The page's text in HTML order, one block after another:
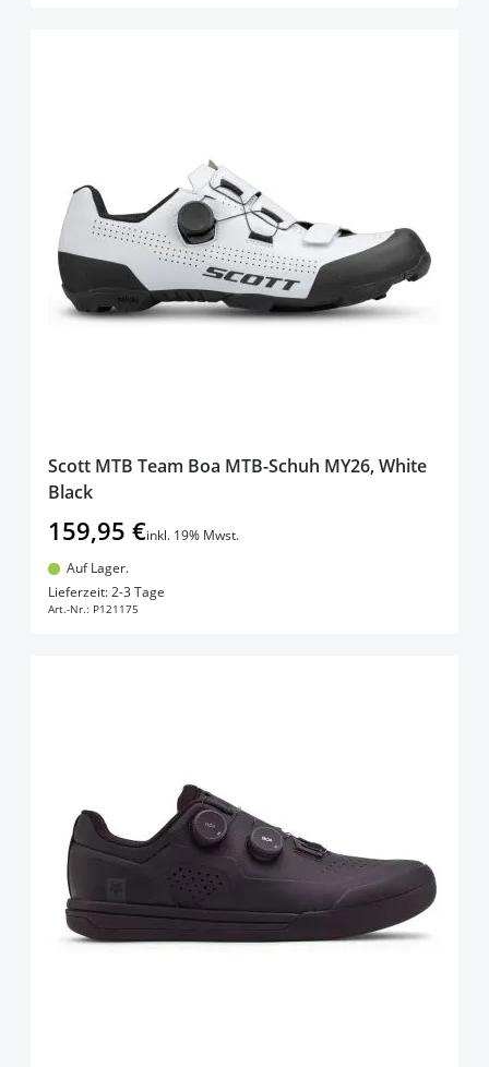
Scott MTB Team Boa MTB-Schuh MY26, White
Black
159,95 €inkl. 19% Mwst.
Auf Lager.
Lieferzeit: 2-3 Tage
Art.-Nr.: P121175